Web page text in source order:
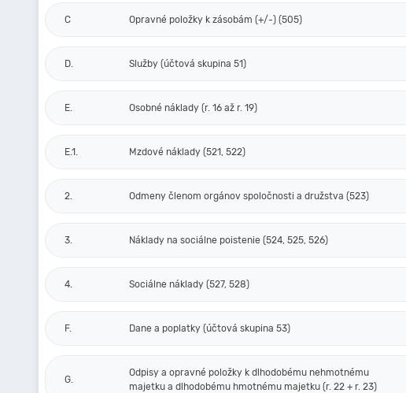
C Opravné položky k zásobám (+/-) (505)
D. Služby (účtová skupina 51)
E. Osobné náklady (r. 16 až r. 19)
E.1. Mzdové náklady (521, 522)
2. Odmeny členom orgánov spoločnosti a družstva (523)
3. Náklady na sociálne poistenie (524, 525, 526)
4. Sociálne náklady (527, 528)
F. Dane a poplatky (účtová skupina 53)
G.
Odpisy a opravné položky k dlhodobému nehmotnému
majetku a dlhodobému hmotnému majetku (r. 22 + r. 23)